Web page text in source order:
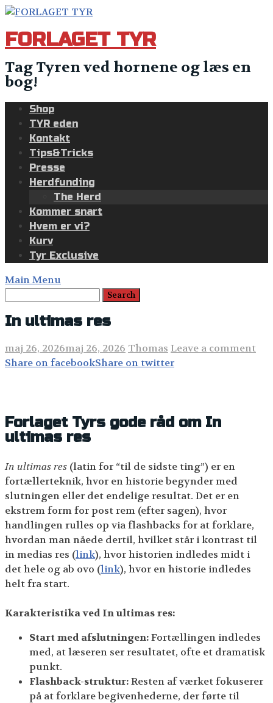
Skip
content
FORLAGET TYR
Tag Tyren ved hornene og læs en
bog!
Shop
TYR eden
Kontakt
Tips&Tricks
Presse
Herdfunding
The Herd
Kommer snart
Hvem er vi?
Kurv
Tyr Exclusive
Main Menu
In ultimas res
maj 26, 2026maj 26, 2026 Thomas Leave a comment
Share on facebookShare on twitter
Forlaget Tyrs gode råd om In
ultimas res
In ultimas res (latin for “til de sidste ting”) er en
fortællerteknik, hvor en historie begynder med
slutningen eller det endelige resultat. Det er en
ekstrem form for post rem (efter sagen), hvor
handlingen rulles op via flashbacks for at forklare,
hvordan man nåede dertil, hvilket står i kontrast til
in medias res (link), hvor historien indledes midt i
det hele og ab ovo (link), hvor en historie indledes
helt fra start.
Karakteristika ved In ultimas res:
Start med afslutningen:Fortællingen indledes
med, at læseren ser resultatet, ofte et dramatisk
punkt.
Flashback-struktur:Resten af værket fokuserer
på at forklare begivenhederne, der førte til